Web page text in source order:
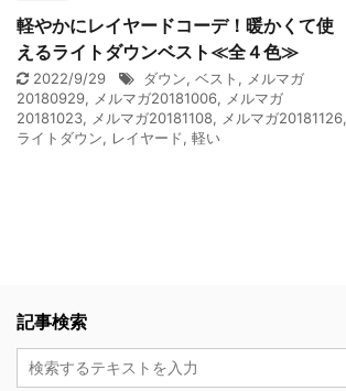
軽やかにレイヤードコーデ！暖かくて使
えるライトダウンベスト≪全４色≫
2022/9/29 ダウン, ベスト , メルマガ
20180929, メルマガ20181006, メルマガ
20181023, メルマガ20181108, メルマガ20181126,
ライトダウン, レイヤード, 軽い
記事検索